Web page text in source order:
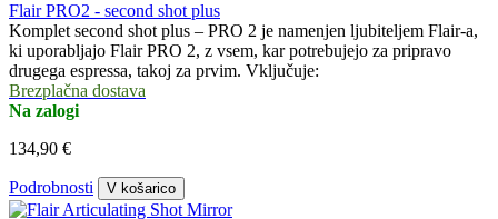
Flair PRO2 - second shot plus
Komplet second shot plus – PRO 2 je namenjen ljubiteljem Flair-a,
ki uporabljajo Flair PRO 2, z vsem, kar potrebujejo za pripravo
drugega espressa, takoj za prvim. Vključuje:
Brezplačna dostava
Na zalogi
134,90 €
Podrobnosti V košarico